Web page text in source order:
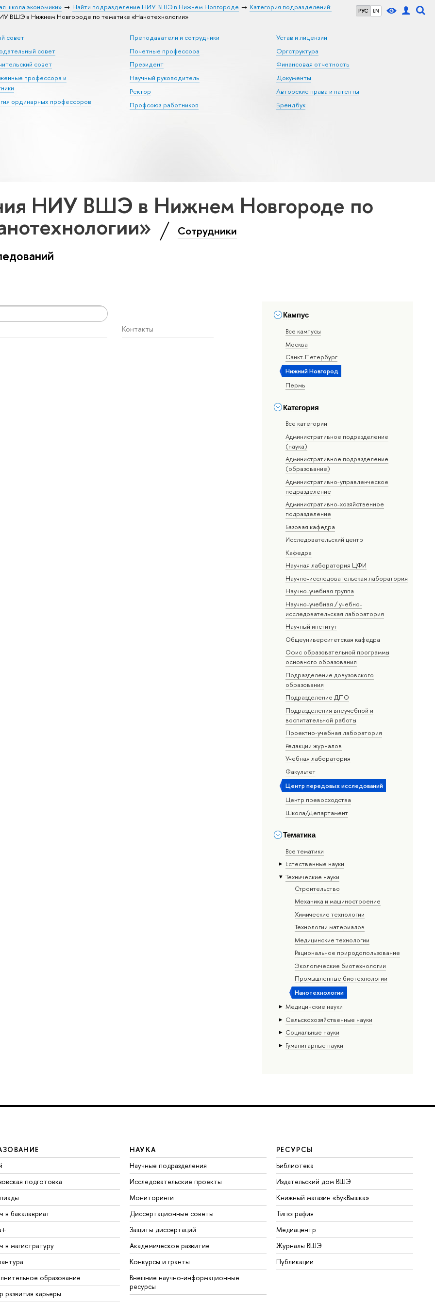
РУС EN
школа экономики» Найти подразделение НИУ ВШЭ в Нижнем Новгороде
Категория подразделений:
ВШЭ в Нижнем Новгороде по тематике «Нанотехнологии»
совет
совет
совет
профессора и
ординарных профессоров
Преподаватели и сотрудники
Почетные профессора
Президент
Научный руководитель
Ректор
Профсоюз работников
Устав и лицензии
Оргструктура
Финансовая отчетность
Документы
Авторские права и патенты
Брендбук
НИУ ВШЭ в Нижнем Новгороде по
Сотрудники
Кампус
Все кампусы
Москва
Санкт-Петербург
Нижний Новгород
Пермь
Категория
Все категории
Административное подразделение
(наука)
Административное подразделение
(образование)
Административно-управленческое
подразделение
Административно-хозяйственное
подразделение
Базовая кафедра
Исследовательский центр
Кафедра
Научная лаборатория ЦФИ
Научно-исследовательская лаборатория
Научно-учебная группа
Научно-учебная / учебно-
исследовательская лаборатория
Научный институт
Общеуниверситетская кафедра
Офис образовательной программы
основного образования
Подразделение довузовского
образования
Подразделение ДПО
Подразделения внеучебной и
воспитательной работы
Проектно-учебная лаборатория
Редакции журналов
Учебная лаборатория
Факультет
Центр передовых исследований
Центр превосходства
Школа/Департамент
Тематика
Все тематики
Естественные науки
Тех­ничес­кие науки
Строительство
Механика и машиностроение
Химические технологии
Технологии материалов
Медицинские технологии
Рациональное природопользование
Экологические биотехнологии
Промышленные биотехнологии
Нанотехнологии
Медицинские науки
Сельскохозяйственные науки
Социальные науки
Гуманитарные науки
Контакты
подготовка
в бакалавриат
в магистратуру
образование
развития карьеры
НАУКА
Научные подразделения
Исследовательские проекты
Мониторинги
Диссертационные советы
Защиты диссертаций
Академическое развитие
Конкурсы и гранты
Внешние научно-информационные
ресурсы
РЕСУРСЫ
Библиотека
Издательский дом ВШЭ
Книжный магазин «БукВышка»
Типография
Медиацентр
Журналы ВШЭ
Публикации